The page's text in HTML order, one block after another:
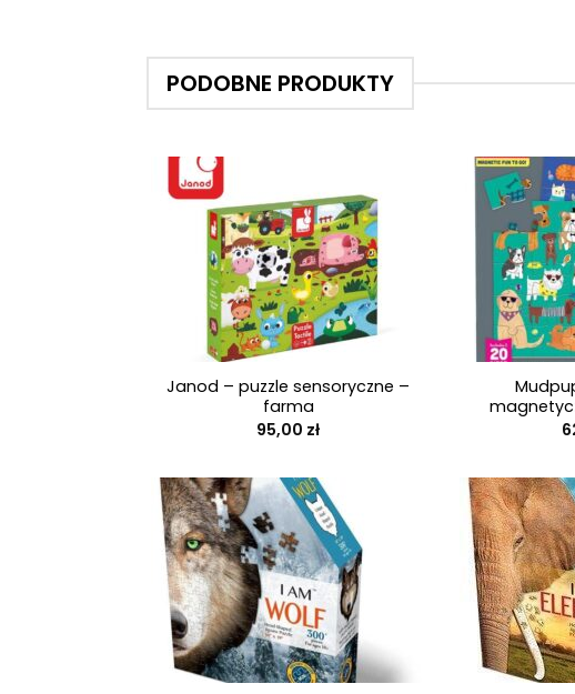
Janod – puzzle sensoryczne –
farma
95,00 zł
+ +
PODOBNE PRODUKTY